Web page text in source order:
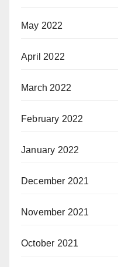
May 2022
April 2022
March 2022
February 2022
January 2022
December 2021
November 2021
October 2021